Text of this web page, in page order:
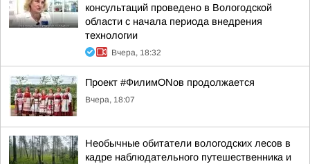
консультаций проведено в Вологодской
области с начала периода внедрения
технологии
Вчера, 18:32
Проект #ФилимONов продолжается
Вчера, 18:07
Необычные обитатели вологодских лесов в
кадре наблюдательного путешественника и